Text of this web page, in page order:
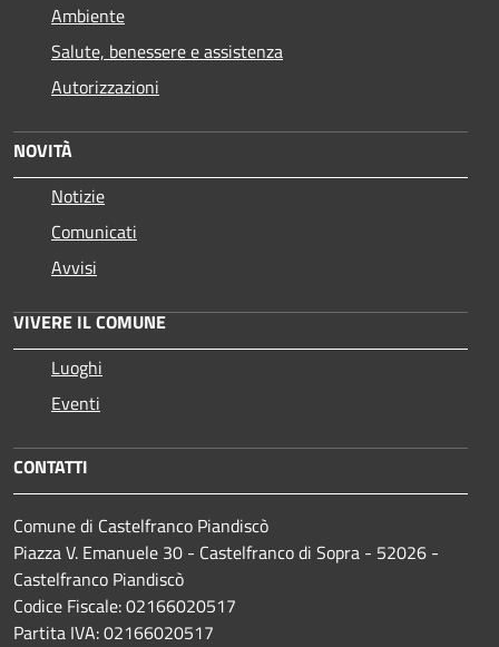
Ambiente
Salute, benessere e assistenza
Autorizzazioni
NOVITÀ
Notizie
Comunicati
Avvisi
VIVERE IL COMUNE
Luoghi
Eventi
CONTATTI
Comune di Castelfranco Piandiscò
Piazza V. Emanuele 30 - Castelfranco di Sopra - 52026 -
Castelfranco Piandiscò
Codice Fiscale: 02166020517
Partita IVA: 02166020517